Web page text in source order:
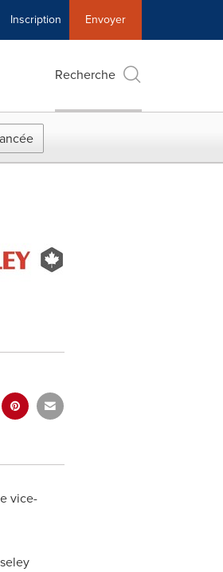
Inscription Envoyer
Recherche
vice-